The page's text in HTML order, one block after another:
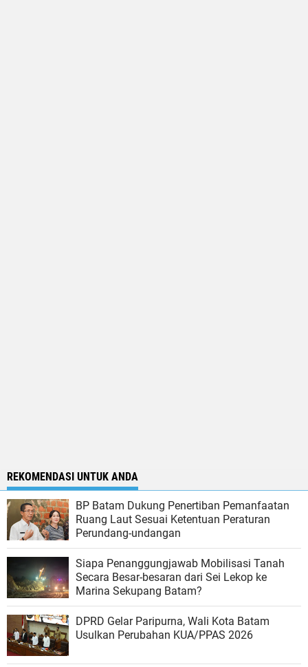
REKOMENDASI UNTUK ANDA
BP Batam Dukung Penertiban Pemanfaatan
Ruang Laut Sesuai Ketentuan Peraturan
Perundang-undangan
Siapa Penanggungjawab Mobilisasi Tanah
Secara Besar-besaran dari Sei Lekop ke
Marina Sekupang Batam?
DPRD Gelar Paripurna, Wali Kota Batam
Usulkan Perubahan KUA/PPAS 2026